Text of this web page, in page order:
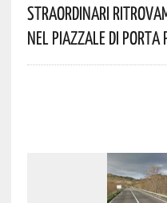
Straordinari
Nel Piazzale Di